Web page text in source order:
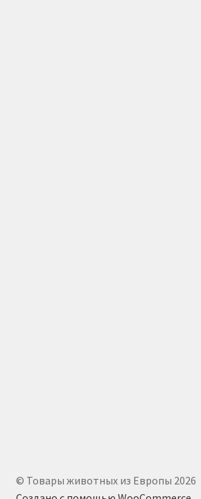
© Товары животных из Европы 2026